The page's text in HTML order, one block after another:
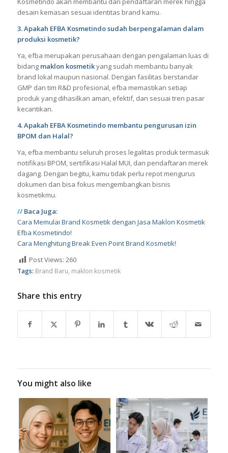
Tentu saja bisa! Konsep maklon kosmetikmemang dirancang
Kosmetindo akan membantu dari pendaftaran merek hingga
desain kemasan sesuai identitas brand kamu.
3. Apakah EFBA Kosmetindo sudah berpengalaman dalam
produksi kosmetik?
Ya, efba merupakan perusahaan dengan pengalaman luas di
bidang maklon kosmetikyang sudah membantu banyak
brand lokal maupun nasional. Dengan fasilitas berstandar
produk yang dihasilkan aman, efektif, dan sesuai tren pasar
kecantikan.
4. Apakah EFBA Kosmetindo membantu pengurusan izin
BPOM dan Halal?
Ya, efba membantu seluruh proses legalitas produk termasuk
notifikasi BPOM, sertifikasi Halal MUI, dan pendaftaran merek
dokumen dan bisa fokus mengembangkan bisnis
kosmetikmu.
//Baca Juga:
Efba Kosmetindo!
Cara Menghitung Break Even Point Brand Kosmetik!
Tags: Brand Baru , maklon kosmetik
Share this entry
You might also like